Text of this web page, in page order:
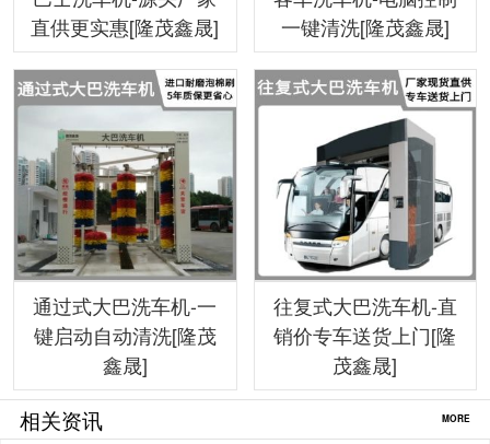
直供更实惠[隆茂鑫晟]
一键清洗[隆茂鑫晟]
通过式大巴洗车机-一
键启动自动清洗[隆茂
鑫晟]
往复式大巴洗车机-直
销价专车送货上门[隆
茂鑫晟]
相关资讯 MORE